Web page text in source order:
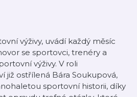
výživy, uvádí každý měsíc
se sportovci, trenéry a
výživy. V roli
již ostřílená Bára Soukupová,
sportovní historii, díky